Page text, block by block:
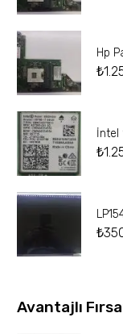
Hp
₺
İntel
₺
₺
Avantajlı